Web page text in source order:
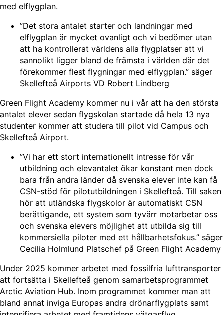
med elflygplan.
”Det stora antalet starter och landningar med
elflygplan är mycket ovanligt och vi bedömer utan
att ha kontrollerat världens alla flygplatser att vi
sannolikt ligger bland de främsta i världen där det
förekommer flest flygningar med elflygplan.” säger
Skellefteå Airports VD Robert Lindberg
Green Flight Academy kommer nu i vår att ha den största
antalet elever sedan flygskolan startade då hela 13 nya
studenter kommer att studera till pilot vid Campus och
Skellefteå Airport.
”Vi har ett stort internationellt intresse för vår
utbildning och elevantalet ökar konstant men dock
bara från andra länder då svenska elever inte kan få
CSN-stöd för pilotutbildningen i Skellefteå. Till saken
hör att utländska flygskolor är automatiskt CSN
berättigande, ett system som tyvärr motarbetar oss
och svenska elevers möjlighet att utbilda sig till
kommersiella piloter med ett hållbarhetsfokus.” säger
Cecilia Holmlund Platschef på Green Flight Academy
Under 2025 kommer arbetet med fossilfria lufttransporter
att fortsätta i Skellefteå genom samarbetsprogrammet
Arctic Aviation Hub. Inom programmet kommer man att
bland annat inviga Europas andra drönarflygplats samt